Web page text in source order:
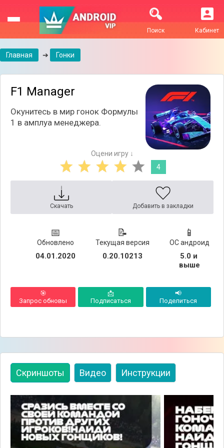
Кабинет
Поиск
Главная ➔ Гонки
F1 Manager
Окунитесь в мир гонок Формулы
1 в амплуа менеджера.
Оцени игру ↓
4
Скачать Добавить в закладки
📅
Обновлено
04.01.2020
📝
Текущая версия
0.20.10213
📱
ОС андроид
5.0 и
выше
🎯
Запрос обновы
📩
Подписаться
📢
Поделиться
Скриншоты Видео Инструкции